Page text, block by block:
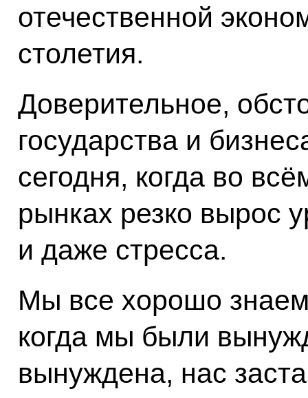
отечественной
столетия.
Доверительное,
государства и
сегодня, когда во
рынках резко вырос
и даже стресса.
Мы все хорошо
когда мы были
вынуждена, нас